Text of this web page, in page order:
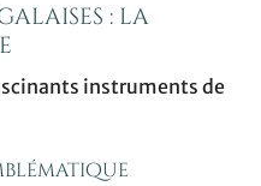
: la
instruments de